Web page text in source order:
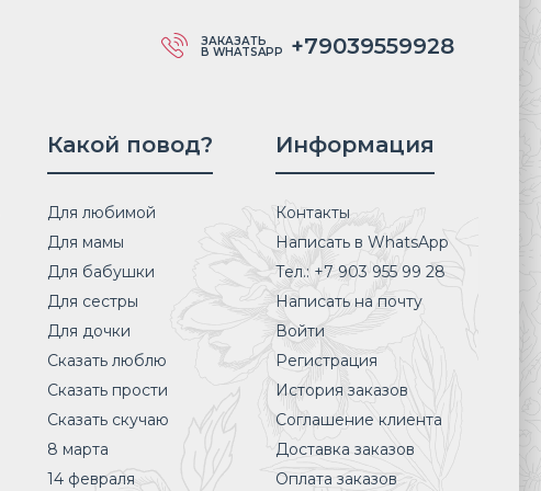
ЗАКАЗАТЬ
В WHATSAPP +79039559928
Какой повод?
Для любимой
Для мамы
Для бабушки
Для сестры
Для дочки
Сказать люблю
Сказать прости
Сказать скучаю
8 марта
14 февраля
Информация
Контакты
Написать в WhatsApp
Тел.: +7 903 955 99 28
Написать на почту
Войти
Регистрация
История заказов
Соглашение клиента
Доставка заказов
Оплата заказов